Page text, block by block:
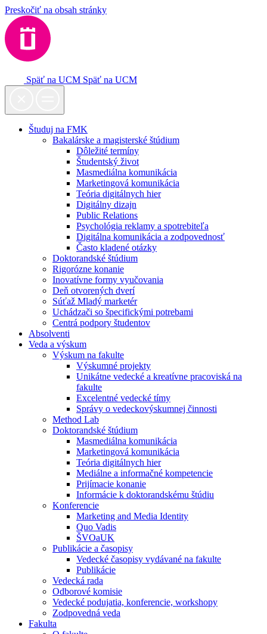
Preskočiť na obsah stránky
Späť na UCM Späť na UCM
Študuj na FMK
Bakalárske a magisterské štúdium
Dôležité termíny
Študentský život
Masmediálna komunikácia
Marketingová komunikácia
Teória digitálnych hier
Digitálny dizajn
Public Relations
Psychológia reklamy a spotrebiteľa
Digitálna komunikácia a zodpovednosť
Často kladené otázky
Doktorandské štúdium
Rigorózne konanie
Inovatívne formy vyučovania
Deň otvorených dverí
Súťaž Mladý marketér
Uchádzači so špecifickými potrebami
Centrá podpory študentov
Absolventi
Veda a výskum
Výskum na fakulte
Výskumné projekty
Unikátne vedecké a kreatívne pracoviská na
fakulte
Excelentné vedecké tímy
Správy o vedeckovýskumnej činnosti
Method Lab
Doktorandské štúdium
Masmediálna komunikácia
Marketingová komunikácia
Teória digitálnych hier
Mediálne a informačné kompetencie
Prijímacie konanie
Informácie k doktorandskému štúdiu
Konferencie
Marketing and Media Identity
Quo Vadis
ŠVOaUK
Publikácie a časopisy
Vedecké časopisy vydávané na fakulte
Publikácie
Vedecká rada
Odborové komisie
Vedecké podujatia, konferencie, workshopy
Zodpovedná veda
Fakulta